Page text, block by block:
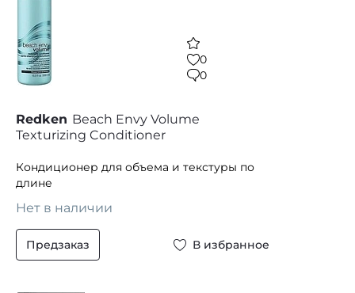
0
0
Redken Beach Envy Volume
Texturizing Conditioner
Кондиционер для объема и текстуры по
длине
Нет в наличии
Предзаказ В избранное